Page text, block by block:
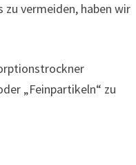
vermeiden, haben wir
„Feinpartikeln“ zu